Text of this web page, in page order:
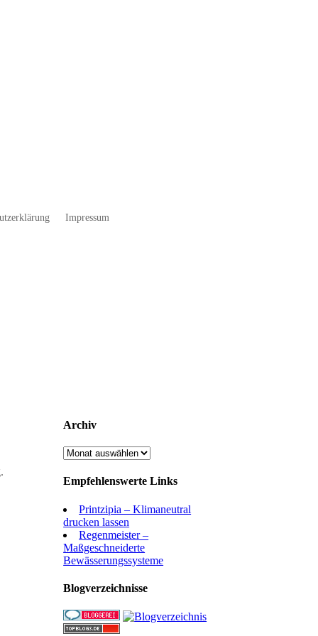
Impressum
Archiv
Archiv
Empfehlenswerte Links
Printzipia – Klimaneutral
drucken lassen
Regenmeister –
Maßgeschneiderte
Bewässerungssysteme
Blogverzeichnisse